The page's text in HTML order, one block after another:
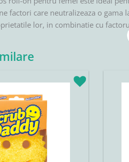
factori care neutralizeaza o
lor, in combinatie cu